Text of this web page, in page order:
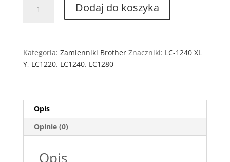
Yellow
Dodaj do koszyka
Kategoria: Zamienniki Brother Znaczniki: LC-1240 XL
Y, LC1220, LC1240, LC1280
Opis
Opinie (0)
Opis